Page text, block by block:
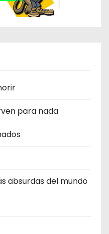
para nada
absurdas del mundo